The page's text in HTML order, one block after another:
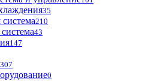
35
210
43
147
307
0